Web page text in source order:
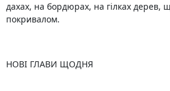
дахах, на бордюрах, на гілках дерев,
покривалом.
НОВІ ГЛАВИ ЩОДНЯ